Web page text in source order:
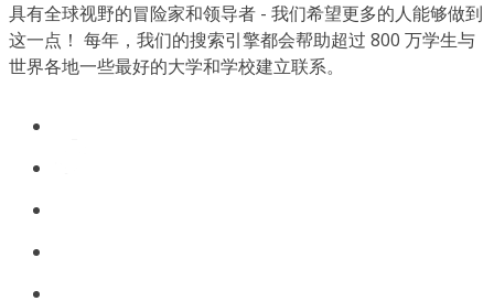
具有全球视野的冒险家和领导者 - 我们希望更多的人能够做到
这一点！ 每年，我们的搜索引擎都会帮助超过 800 万学生与
世界各地一些最好的大学和学校建立联系。